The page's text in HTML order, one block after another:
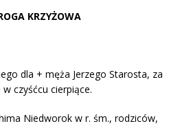
KRZYŻOWA
dla + męża Jerzego Starosta, za
w czyśćcu cierpiące.
Niedworok w r. śm., rodziców,